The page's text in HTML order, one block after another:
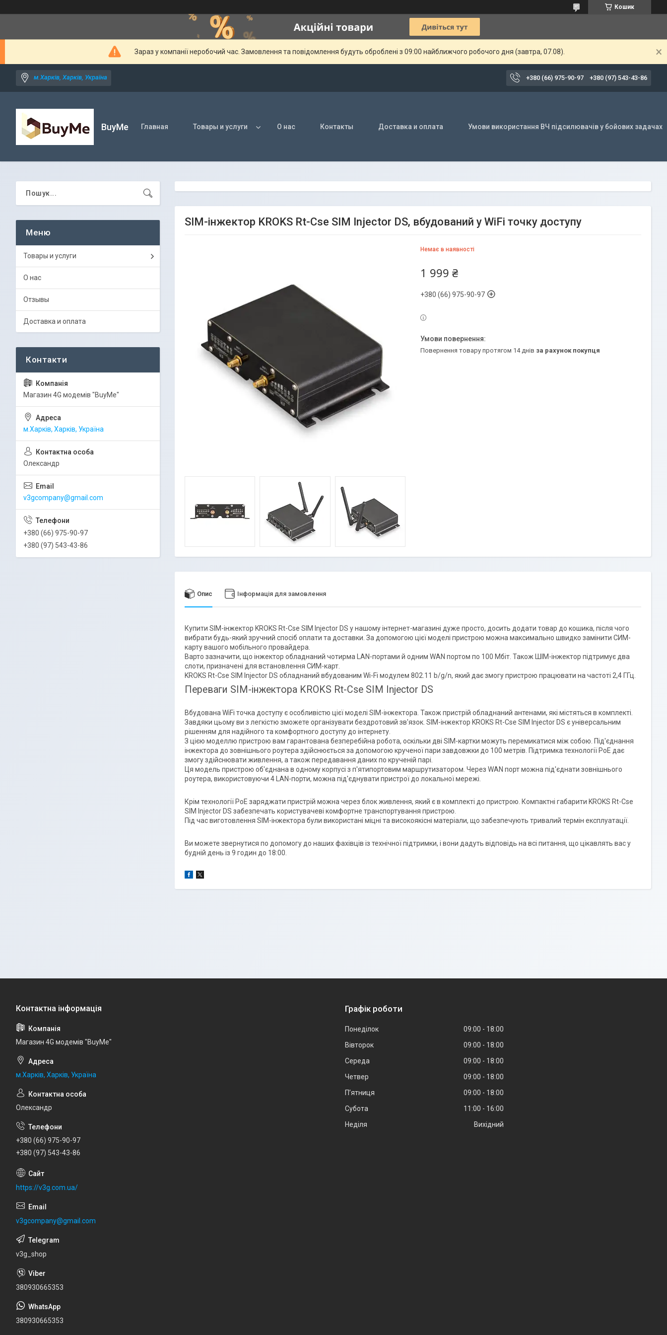
Кошик
Зараз у компанії неробочий час. Замовлення та повідомлення будуть оброблені з 09:00 найближчого робочого дня (завтра, 07.08).
м.Харків, Харків, Україна +380 (66) 975-90-97 +380 (97) 543-43-86
BuyMe Главная Товары и услуги О нас Контакты Доставка и оплата Умови використання ВЧ підсилювачів у бойових задачах
SIM-інжектор KROKS Rt-Cse SIM Injector DS, вбудований у WiFi точку доступу
Немає в наявності
1 999 ₴
+380 (66) 975-90-97
повернення товару протягом 14 днів за рахунок покупця
Опис Інформація для замовлення
Купити SIM-інжектор KROKS Rt-Cse SIM Injector DS у нашому інтернет-магазині дуже просто, досить додати товар до кошика, після чого
вибрати будь-який зручний спосіб оплати та доставки. За допомогою цієї моделі пристрою можна максимально швидко замінити СИМ-
карту вашого мобільного провайдера.
Варто зазначити, що інжектор обладнаний чотирма LAN-портами й одним WAN портом по 100 Мбіт. Також ШІМ-інжектор підтримує два
слоти, призначені для встановлення СИМ-карт.
KROKS Rt-Cse SIM Injector DS обладнаний вбудованим Wi-Fi модулем 802.11 b/g/n, який дає змогу пристрою працювати на частоті 2,4 ГГц.
Переваги SIM-інжектора KROKS Rt-Cse SIM Injector DS
Вбудована WiFi точка доступу є особливістю цієї моделі SIM-інжектора. Також пристрій обладнаний антенами, які містяться в комплекті.
Завдяки цьому ви з легкістю зможете організувати бездротовий зв'язок. SIM-інжектор KROKS Rt-Cse SIM Injector DS є універсальним
рішенням для надійного та комфортного доступу до інтернету.
З цією моделлю пристрою вам гарантована безперебійна робота, оскільки дві SIM-картки можуть перемикатися між собою. Під'єднання
інжектора до зовнішнього роутера здійснюється за допомогою крученої пари завдовжки до 100 метрів. Підтримка технології PoE дає
змогу здійснювати живлення, а також передавання даних по крученій парі.
Ця модель пристрою об'єднана в одному корпусі з п'ятипортовим маршрутизатором. Через WAN порт можна під'єднати зовнішнього
роутера, використовуючи 4 LAN-порти, можна під'єднувати пристрої до локальної мережі.
Крім технології PoE заряджати пристрій можна через блок живлення, який є в комплекті до пристрою. Компактні габарити KROKS Rt-Cse
SIM Injector DS забезпечать користувачеві комфортне транспортування пристрою.
Під час виготовлення SIM-інжектора були використані міцні та високоякісні матеріали, що забезпечують тривалий термін експлуатації.
Ви можете звернутися по допомогу до наших фахівців із технічної підтримки, і вони дадуть відповідь на всі питання, що цікавлять вас у
будній день із 9 годин до 18:00.
Товары и услуги
О нас
Отзывы
Доставка и оплата
Магазин 4G модемів "BuyMe"
м.Харків, Харків, Україна
Олександр
v3gcompany@gmail.com
+380 (66) 975-90-97
+380 (97) 543-43-86
Магазин 4G модемів "BuyMe"
м.Харків, Харків, Україна
Олександр
+380 (66) 975-90-97
+380 (97) 543-43-86
https://v3g.com.ua/
v3gcompany@gmail.com
v3g_shop
380930665353
380930665353
Графік роботи
Понеділок 09:00
18:00
Вівторок
09:00
18:00
Середа
09:00
18:00
Четвер
09:00
18:00
Пʼятниця
09:00
18:00
Субота
11:00
16:00
Неділя
Вихідний